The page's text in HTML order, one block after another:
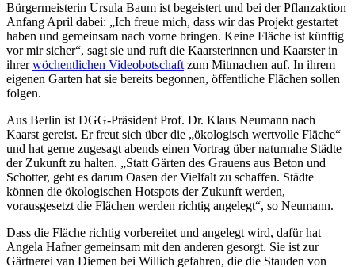
Bürgermeisterin Ursula Baum ist begeistert und bei der Pflanzaktion
Anfang April dabei: „Ich freue mich, dass wir das Projekt gestartet
haben und gemeinsam nach vorne bringen. Keine Fläche ist künftig
vor mir sicher“, sagt sie und ruft die Kaarsterinnen und Kaarster in
ihrerwöchentlichen Videobotschaft zum Mitmachen auf. In ihrem
eigenen Garten hat sie bereits begonnen, öffentliche Flächen sollen
folgen.
Aus Berlin ist DGG-Präsident Prof. Dr. Klaus Neumann nach
Kaarst gereist. Er freut sich über die „ökologisch wertvolle Fläche“
und hat gerne zugesagt abends einen Vortrag über naturnahe Städte
der Zukunft zu halten. „Statt Gärten des Grauens aus Beton und
Schotter, geht es darum Oasen der Vielfalt zu schaffen. Städte
können die ökologischen Hotspots der Zukunft werden,
vorausgesetzt die Flächen werden richtig angelegt“, so Neumann.
Dass die Fläche richtig vorbereitet und angelegt wird, dafür hat
Angela Hafner gemeinsam mit den anderen gesorgt. Sie ist zur
Gärtnerei van Diemen bei Willich gefahren, die die Stauden von